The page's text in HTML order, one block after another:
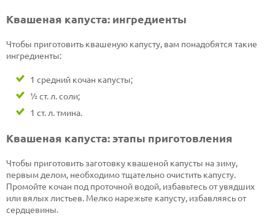
Квашеная капуста: ингредиенты
Чтобы приготовить квашеную капусту, вам понадобятся такие
ингредиенты:
1 средний кочан капусты;
½ ст. л. соли;
1 ст. л. тмина.
Квашеная капуста: этапы приготовления
Чтобы приготовить заготовку квашеной капусты на зиму,
первым делом, необходимо тщательно очистить капусту.
Промойте кочан под проточной водой, избавьтесь от увядших
или вялых листьев. Мелко нарежьте капусту, избавляясь от
сердцевины.